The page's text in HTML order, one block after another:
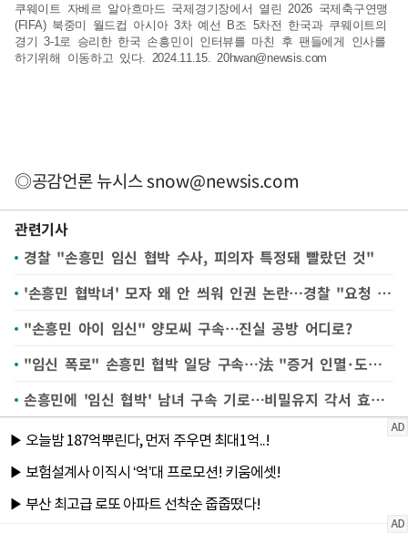
쿠웨이트 자베르 알아흐마드 국제경기장에서 열린 2026 국제축구연맹
(FIFA) 북중미 월드컵 아시아 3차 예선 B조 5차전 한국과 쿠웨이트의
경기 3-1로 승리한 한국 손흥민이 인터뷰를 마친 후 팬들에게 인사를
하기위해 이동하고 있다. 2024.11.15. 20hwan@newsis.com
◎공감언론 뉴시스snow@newsis.com
관련기사
경찰 "손흥민 임신 협박 수사, 피의자 특정돼 빨랐던 것"
'손흥민 협박녀' 모자 왜 안 씌워 인권 논란…경찰 "요청 안 해"
"손흥민 아이 임신" 양모씨 구속…진실 공방 어디로?
"임신 폭로" 손흥민 협박 일당 구속…法 "증거 인멸·도망 염려"(종합)
손흥민에 '임신 협박' 남녀 구속 기로…비밀유지 각서 효력은?